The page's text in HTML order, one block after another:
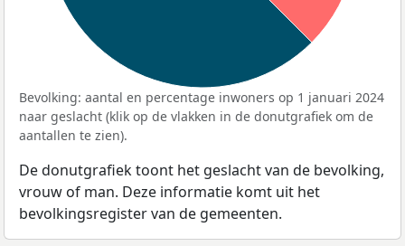
Bevolking: aantal en percentage inwoners op 1 januari 2024
naar geslacht (klik op de vlakken in de donutgrafiek om de
aantallen te zien).
De donutgrafiek toont het geslacht van de bevolking,
vrouw of man. Deze informatie komt uit het
bevolkingsregister van de gemeenten.